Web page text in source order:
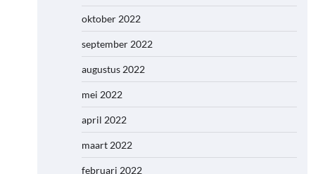
oktober 2022
september 2022
augustus 2022
mei 2022
april 2022
maart 2022
februari 2022